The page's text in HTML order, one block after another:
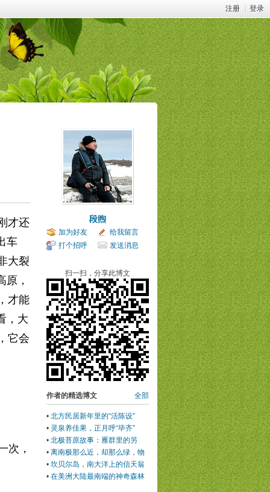
注册 登录
才还
车
大裂
，
才能
，大
它会
次，
段煦
加为好友
给我留言
打个招呼
发送消息
扫一扫，分享此博文
全部
作者的精选博文
• 北方民居新年里的“活陈设”
• 灵泉养佳果，正月呼“毕齐”
• 北极苔原故事：雁群里的另
类，居然还娶了媳妇
• 离南极那么近，却那么绿，物
种那样丰富
• 坎贝尔岛，南大洋上的信天翁
避难所
• 在美洲大陆最南端的神奇森林